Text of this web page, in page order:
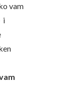
vam
i